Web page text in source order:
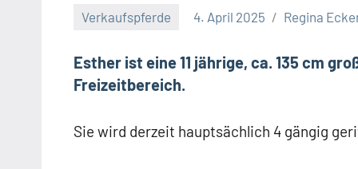
Verkaufspferde 4. April 2025 Regina
Esther ist eine 11 jährige, ca. 135 cm
Freizeitbereich.
Sie wird derzeit hauptsächlich 4 gängig